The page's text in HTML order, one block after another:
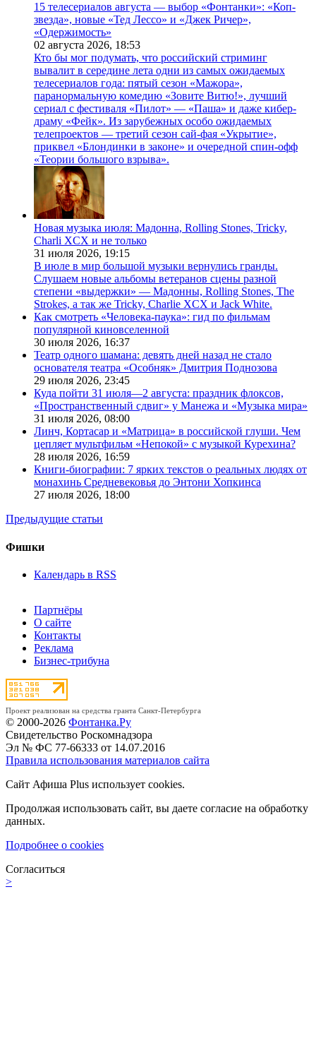
15 телесериалов августа — выбор «Фонтанки»: «Коп-
звезда», новые «Тед Лессо» и «Джек Ричер»,
«Одержимость»
02 августа 2026, 18:53
Кто бы мог подумать, что российский стриминг
вывалит в середине лета одни из самых ожидаемых
телесериалов года: пятый сезон «Мажора»,
паранормальную комедию «Зовите Витю!», лучший
сериал с фестиваля «Пилот» — «Паша» и даже кибер-
драму «Фейк». Из зарубежных особо ожидаемых
телепроектов — третий сезон сай-фая «Укрытие»,
приквел «Блондинки в законе» и очередной спин-офф
«Теории большого взрыва».
Новая музыка июля: Мадонна, Rolling Stones, Tricky,
Charli XCX и не только
31 июля 2026, 19:15
В июле в мир большой музыки вернулись гранды.
Слушаем новые альбомы ветеранов сцены разной
степени «выдержки» — Мадонны, Rolling Stones, The
Strokes, а так же Tricky, Charlie XCX и Jack White.
Как смотреть «Человека-паука»: гид по фильмам
популярной киновселенной
30 июля 2026, 16:37
Театр одного шамана: девять дней назад не стало
основателя театра «Особняк» Дмитрия Поднозова
29 июля 2026, 23:45
Куда пойти 31 июля—2 августа: праздник флоксов,
«Пространственный сдвиг» у Манежа и «Музыка мира»
31 июля 2026, 08:00
Линч, Кортасар и «Матрица» в российской глуши. Чем
цепляет мультфильм «Непокой» с музыкой Курехина?
28 июля 2026, 16:59
Книги-биографии: 7 ярких текстов о реальных людях от
монахинь Средневековья до Энтони Хопкинса
27 июля 2026, 18:00
Предыдущие статьи
Фишки
Календарь в RSS
Партнёры
О сайте
Контакты
Реклама
Бизнес-трибуна
Проект реализован на средства гранта Санкт-Петербурга
© 2000-2026 Фонтанка.Ру
Свидетельство Роскомнадзора
Эл № ФС 77-66333 от 14.07.2016
Правила использования материалов сайта
Сайт Афиша Plus использует cookies.
Продолжая использовать сайт, вы даете согласие на обработку
данных.
Подробнее о cookies
Согласиться
>